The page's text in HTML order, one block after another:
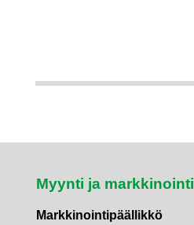
Myynti ja markkinointi
Markkinointipäällikkö